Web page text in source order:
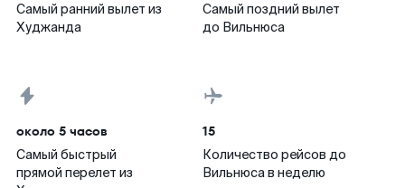
Самый ранний вылет из
Худжанда
Самый поздний вылет
до Вильнюса
около 5 часов
Самый быстрый
прямой перелет из
15
Количество рейсов до
Вильнюса в неделю